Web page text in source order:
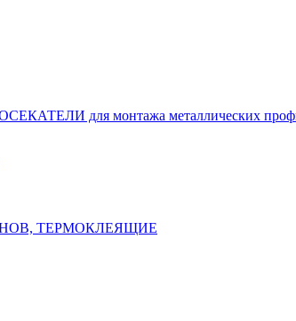
для монтажа металлических
ТЕРМОКЛЕЯЩИЕ